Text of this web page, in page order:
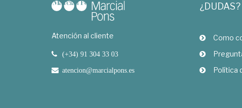
Atención al cliente
(+34) 91 304 33 03
atencion@marcialpons.es
¿DUDAS?
Como
Política